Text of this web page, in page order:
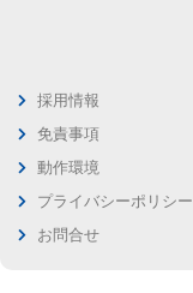
採用情報
免責事項
動作環境
プライバシーポリシー
お問合せ